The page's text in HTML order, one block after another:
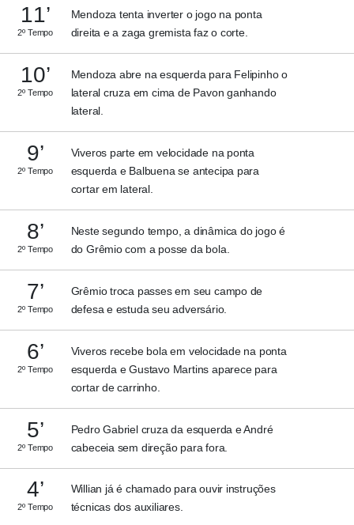
11’
2º Tempo
Mendoza tenta inverter o jogo na ponta
direita e a zaga gremista faz o corte.
10’
2º Tempo
Mendoza abre na esquerda para Felipinho o
lateral cruza em cima de Pavon ganhando
lateral.
9’
2º Tempo
Viveros parte em velocidade na ponta
esquerda e Balbuena se antecipa para
cortar em lateral.
8’
2º Tempo
Neste segundo tempo, a dinâmica do jogo é
do Grêmio com a posse da bola.
7’
2º Tempo
Grêmio troca passes em seu campo de
defesa e estuda seu adversário.
6’
2º Tempo
Viveros recebe bola em velocidade na ponta
esquerda e Gustavo Martins aparece para
cortar de carrinho.
5’
2º Tempo
Pedro Gabriel cruza da esquerda e André
cabeceia sem direção para fora.
4’
2º Tempo
Willian já é chamado para ouvir instruções
técnicas dos auxiliares.